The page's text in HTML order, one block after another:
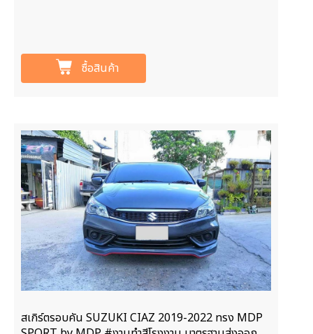
ซื้อสินค้า
สเกิร์ตรอบคัน SUZUKI CIAZ 2019-2022 ทรง MDP